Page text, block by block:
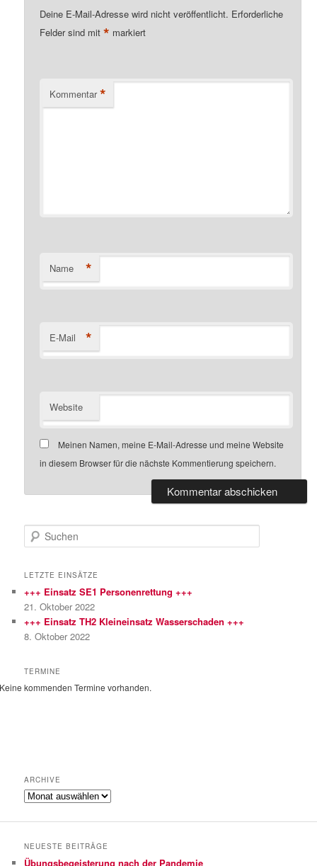
Deine E-Mail-Adresse wird nicht veröffentlicht. Erforderliche
Felder sind mit* markiert
Kommentar *
Name *
E-Mail *
Website
Meinen Namen, meine E-Mail-Adresse und meine Website
in diesem Browser für die nächste Kommentierung speichern.
u
h
n
LETZTE EINSÄTZE
+++ Einsatz SE1 Personenrettung +++
21. Oktober 2022
+++ Einsatz TH2 Kleineinsatz Wasserschaden +++
8. Oktober 2022
TERMINE
Keine kommenden Termine vorhanden.
ARCHIVE
Archive
NEUESTE BEITRÄGE
Übungsbegeisterung nach der Pandemie